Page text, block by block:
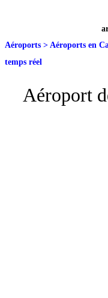
Aéroports > Aéroports en
temps réel
Aéroport